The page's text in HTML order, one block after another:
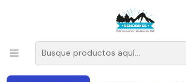
ENVIOS A LAS RECIONES V - IV - RM DESDE